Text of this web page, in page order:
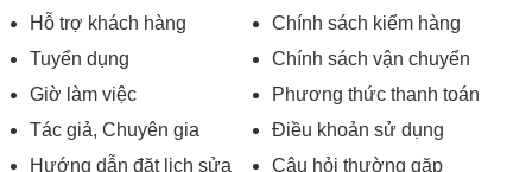
Hỗ trợ khách hàng
Tuyển dụng
Giờ làm việc
Tác giả, Chuyên gia
Hướng dẫn đặt lịch sửa
Chính sách kiểm hàng
Chính sách vận chuyển
Phương thức thanh toán
Điều khoản sử dụng
Câu hỏi thường gặp